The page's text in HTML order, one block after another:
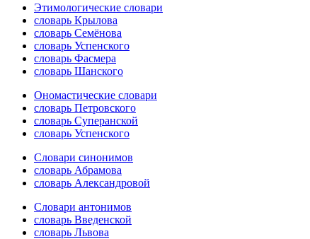
Этимологические словари
словарь Крылова
словарь Семёнова
словарь Успенского
словарь Фасмера
словарь Шанского
Ономастические словари
словарь Петровского
словарь Суперанской
словарь Успенского
Словари синонимов
словарь Абрамова
словарь Александровой
Словари антонимов
словарь Введенской
словарь Львова